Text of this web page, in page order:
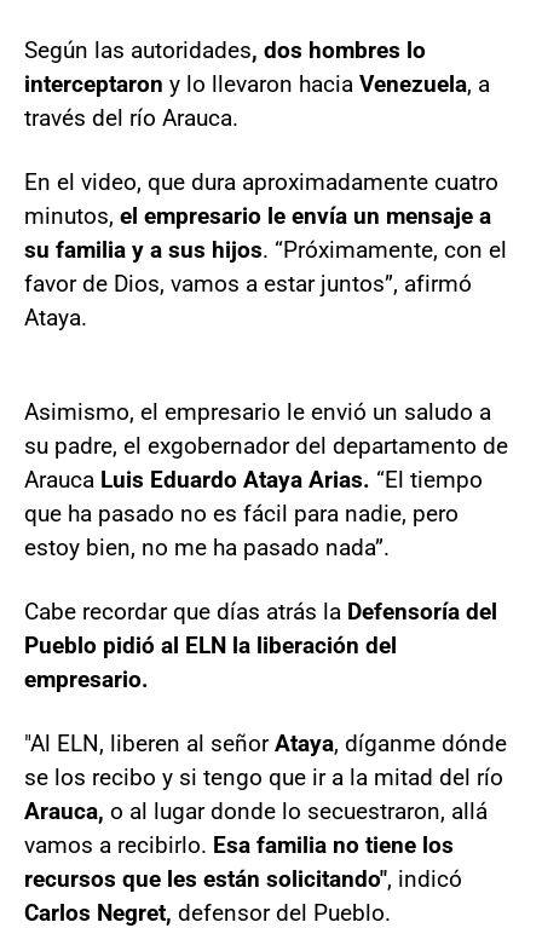
Según las autoridades, dos hombres lo
interceptaron y lo llevaron hacia Venezuela, a
través del río Arauca.
En el video, que dura aproximadamente cuatro
minutos, el empresario le envía un mensaje a
su familia y a sus hijos. “Próximamente, con el
favor de Dios, vamos a estar juntos”, afirmó
Ataya.
Asimismo, el empresario le envió un saludo a
su padre, el exgobernador del departamento de
Arauca Luis Eduardo Ataya Arias. “El tiempo
que ha pasado no es fácil para nadie, pero
estoy bien, no me ha pasado nada”.
Cabe recordar que días atrás la Defensoría del
Pueblo pidió al ELN la liberación del
empresario.
"Al ELN, liberen al señorAtaya, díganme dónde
se los recibo y si tengo que ir a la mitad del río
Arauca, o al lugar donde lo secuestraron, allá
vamos a recibirlo. Esa familia no tiene los
recursos que les están solicitando", indicó
Carlos Negret, defensor del Pueblo.